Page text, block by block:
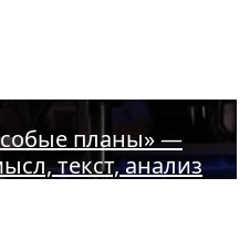
планы» —
текст, анализ